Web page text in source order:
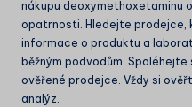
nákupu deoxymethoxetaminu
opatrnosti. Hledejte prodejce,
informace o produktu a
běžným podvodům.
ověřené prodejce. Vždy si
analýz.